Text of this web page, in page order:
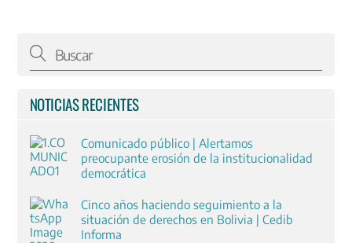
NOTICIAS RECIENTES
Comunicado público | Alertamos
preocupante erosión de la institucionalidad
democrática
Cinco años haciendo seguimiento a la
situación de derechos en Bolivia | Cedib
Informa